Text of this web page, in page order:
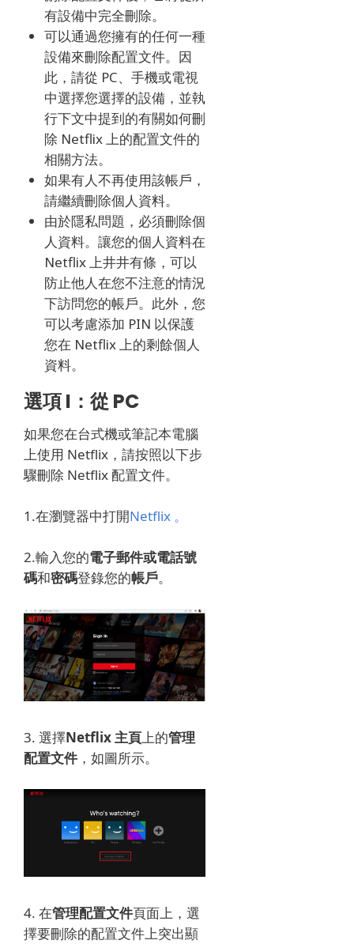
有設備中完全刪除。
可以通過您擁有的任何一種
設備來刪除配置文件。 因
此，請從 PC、手機或電視
中選擇您選擇的設備，並執
行下文中提到的有關如何刪
除 Netflix 上的配置文件的
相關方法。
如果有人不再使用該帳戶，
請繼續刪除個人資料。
由於隱私問題，必須刪除個
人資料。 讓您的個人資料在
Netflix 上井井有條，可以
防止他人在您不注意的情況
下訪問您的帳戶。 此外，您
可以考慮添加 PIN 以保護
您在 Netflix 上的剩餘個人
資料。
選項 I：從 PC
如果您在台式機或筆記本電腦
上使用 Netflix，請按照以下步
驟刪除 Netflix 配置文件。
1.在瀏覽器中打開Netflix 。
2.輸入您的電子郵件或電話號
碼和密碼登錄您的帳戶。
3. 選擇Netflix 主頁上的管理
配置文件 ，如圖所示。
4. 在管理配置文件頁面上，選
擇要刪除的配置文件上突出顯